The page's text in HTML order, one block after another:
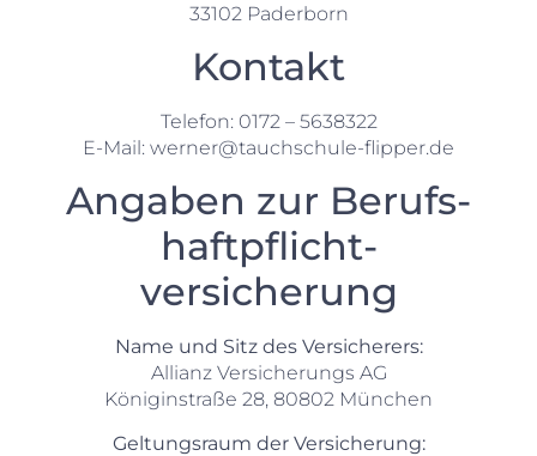
33102 Paderborn
Kontakt
Telefon: 0172 – 5638322
E-Mail: werner@tauchschule-flipper.de
Angaben zur Berufs­
haftpflicht­
versicherung
Name und Sitz des Versicherers:
Allianz Versicherungs AG
Königinstraße 28, 80802 München
Geltungsraum der Versicherung: